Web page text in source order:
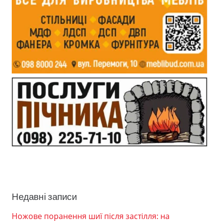
Недавні записи
Ножове поранення шиї після застілля: на